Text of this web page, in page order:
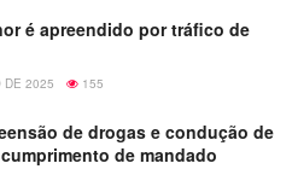
é apreendido por tráfico de
DE 2025 155
de drogas e condução de
de mandado